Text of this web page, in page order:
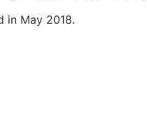
in May 2018.